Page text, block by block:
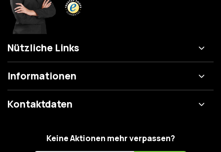
Nützliche Links
Informationen
Kontaktdaten
Keine Aktionen mehr verpassen?